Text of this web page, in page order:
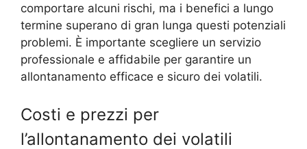
comportare alcuni rischi, ma i benefici a lungo
termine superano di gran lunga questi potenziali
problemi. È importante scegliere un servizio
professionale e affidabile per garantire un
allontanamento efficace e sicuro dei volatili.
Costi e prezzi per
l’allontanamento dei volatili